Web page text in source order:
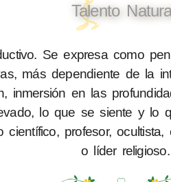
Talento
Se expresa como
más dependiente de la
inmersión en las
lo que se siente y lo
profesor, ocultista,
o líder religioso.